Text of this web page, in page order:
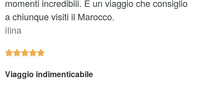
momenti incredibili. È un viaggio che consiglio
a chiunque visiti il Marocco.
iIina

Viaggio indimenticabile